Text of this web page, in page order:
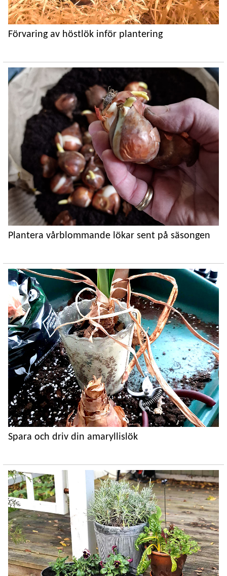
Förvaring av höstlök inför plantering
Plantera vårblommande lökar sent på säsongen
Spara och driv din amaryllislök